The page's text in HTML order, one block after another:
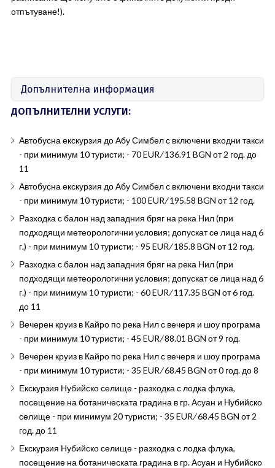
отпътуване!).
Допълнителна информация
ДОПЪЛНИТЕЛНИ УСЛУГИ:
Автобусна екскурзия до Абу Симбел с включени входни такси
- при минимум 10 туристи; - 70 EUR ∕ 136.91 BGN от 2 год. до
11
Автобусна екскурзия до Абу Симбел с включени входни такси
- при минимум 10 туристи; - 100 EUR ∕ 195.58 BGN от 12 год.
Разходка с балон над западния бряг на река Нил (при
подходящи метеорологични условия; допускат се лица над 6
г.) - при минимум 10 туристи; - 95 EUR ∕ 185.8 BGN от 12 год.
Разходка с балон над западния бряг на река Нил (при
подходящи метеорологични условия; допускат се лица над 6
г.) - при минимум 10 туристи; - 60 EUR ∕ 117.35 BGN от 6 год.
до 11
Вечерен круиз в Кайро по река Нил с вечеря и шоу програма
- при минимум 10 туристи; - 45 EUR ∕ 88.01 BGN от 9 год.
Вечерен круиз в Кайро по река Нил с вечеря и шоу програма
- при минимум 10 туристи; - 35 EUR ∕ 68.45 BGN от 0 год. до 8
Екскурзия Нубийско селище - разходка с лодка флука,
посещение на ботаническата градина в гр. Асуан и Нубийско
селище - при минимум 20 туристи; - 35 EUR ∕ 68.45 BGN от 2
год. до 11
Екскурзия Нубийско селище - разходка с лодка флука,
посещение на ботаническата градина в гр. Асуан и Нубийско